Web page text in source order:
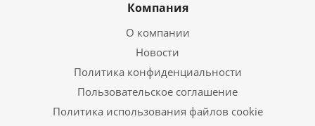
Компания
О компании
Новости
Политика конфиденциальности
Пользовательское соглашение
Политика использования файлов cookie